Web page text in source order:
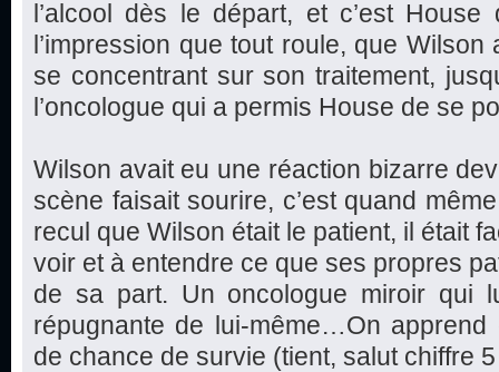
l’alcool dès le départ, et c’est
l’impression que tout roule, que
se concentrant sur son traitement,
l’oncologue qui a permis House de se
Wilson avait eu une réaction bizarre
scène faisait sourire, c’est quand
recul que Wilson était le patient, il était
voir et à entendre ce que ses propres
de sa part. Un oncologue miroir qui
répugnante de lui-même…On
de chance de survie (tient, salut chiffre